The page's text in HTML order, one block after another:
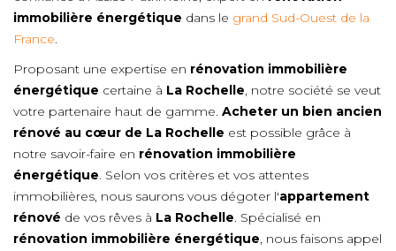
immobilière énergétique dans le grand Sud-Ouest de la
France.
Proposant une expertise en rénovation immobilière
énergétique certaine à La Rochelle, notre société se veut
votre partenaire haut de gamme. Acheter un bien ancien
rénové au cœur de La Rochelle est possible grâce à
notre savoir-faire en rénovation immobilière
énergétique. Selon vos critères et vos attentes
immobilières, nous saurons vous dégoter l'appartement
rénové de vos rêves à La Rochelle. Spécialisé en
rénovation immobilière énergétique, nous faisons appel